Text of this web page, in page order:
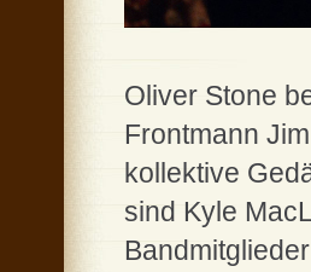
Oliver Stone
Frontmann
kollektive
sind Kyle